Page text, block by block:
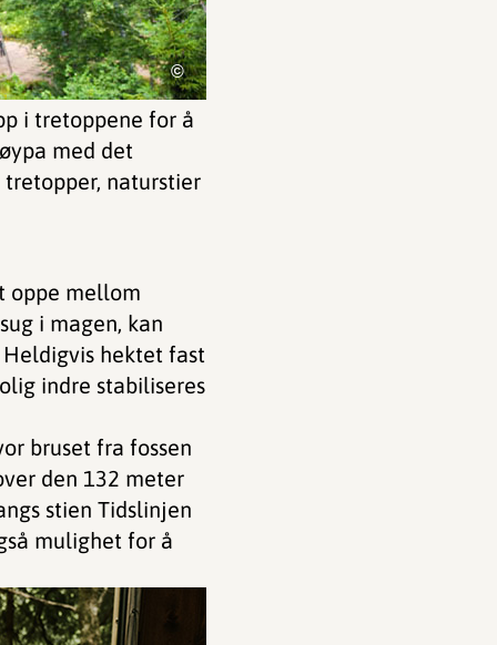
©
i tretoppene for å
med det
naturstier
oppe mellom
i magen, kan
hektet fast
indre stabiliseres
bruset fra fossen
den 132 meter
stien Tidslinjen
mulighet for å